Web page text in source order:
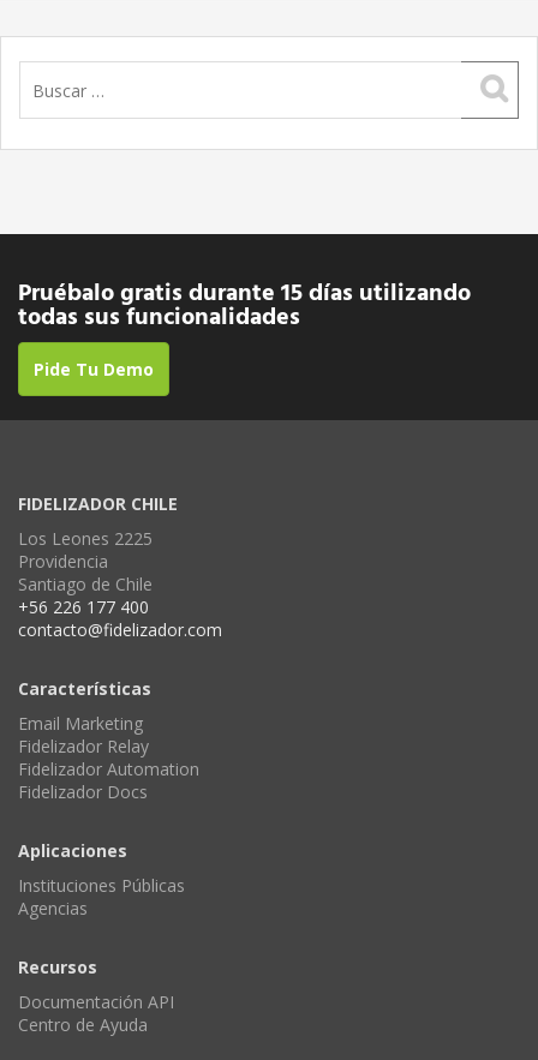
Pruébalo gratis durante 15 días utilizando
todas sus funcionalidades
Pide Tu Demo
FIDELIZADOR CHILE
Los Leones 2225
Providencia
Santiago de Chile
+56 226 177 400
contacto@fidelizador.com
Características
Email Marketing
Fidelizador Relay
Fidelizador Automation
Fidelizador Docs
Aplicaciones
Instituciones Públicas
Agencias
Recursos
Documentación API
Centro de Ayuda